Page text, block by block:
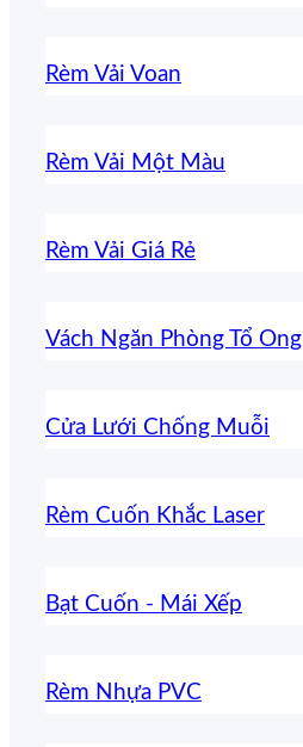
Rèm Vải Voan
Rèm Vải Một Màu
Rèm Vải Giá Rẻ
Vách Ngăn Phòng Tổ Ong
Cửa Lưới Chống Muỗi
Rèm Cuốn Khắc Laser
Bạt Cuốn - Mái Xếp
Rèm Nhựa PVC